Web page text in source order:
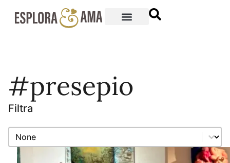
#presepio
Filtra
Filtra
Filtra